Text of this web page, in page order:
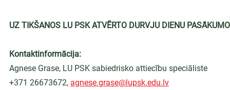
UZ TIKŠANOS LU PSK ATVĒRTO DURVJU DIENU
Kontaktinformācija:
Agnese Grase, LU PSK sabiedrisko attiecību speciāliste
+371 26673672, agnese.grase@lupsk.edu.lv